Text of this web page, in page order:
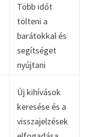
Több időt
tölteni a
barátokkal és
segítséget
nyújtani
Új kihívások
keresése és a
visszajelzések